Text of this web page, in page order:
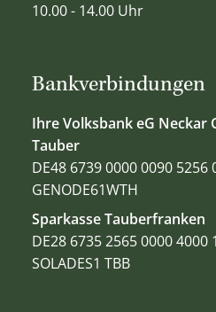
Bankverbindungen
Ihre Volksbank eG Neckar
Tauber
DE48 6739 0000 0090 5256
GENODE61WTH
Sparkasse Tauberfranken
DE28 6735 2565 0000 4000
SOLADES1 TBB
10.00 - 14.00 Uhr